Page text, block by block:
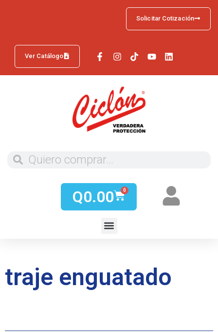
Ver Catálogo
Solicitar Cotización
Q0.00 0
traje enguatado